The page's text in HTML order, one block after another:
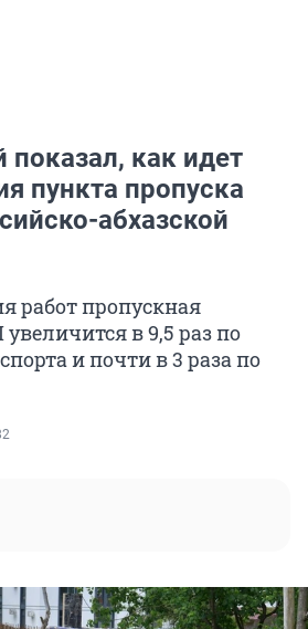
показал, как идет
пункта пропуска
абхазской
работ пропускная
в 9,5 раз по
и почти в 3 раза по